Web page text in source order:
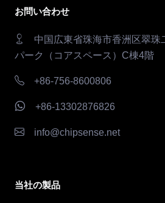
お問い合わせ
中国広東省珠海市香洲区翠珠
パーク（コアスペース）C棟4階
+86-756-8600806
+86-13302876826
info@chipsense.net
当社の製品